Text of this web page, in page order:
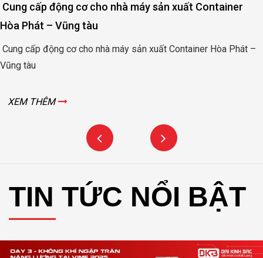
Hòa Phát –
Động cơ nâng hạ cửa đập thủy lợi Rào
Bình
Động cơ nâng hạ cửa đập thủy lợi Rào Nam
TIN TỨC NỔI BẬT